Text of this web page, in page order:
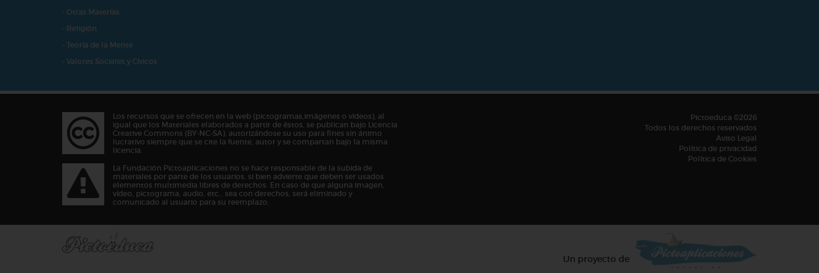
- Otras Materias
- Religión
- Teoría de la Mente
- Valores Sociales y Cívicos
Los recursos que se ofrecen en la web (pictogramas,imágenes o vídeos), al
igual que los Materiales elaborados a partir de éstos, se publican bajo Licencia
Creative Commons (BY-NC-SA), autorizándose su uso para fines sin ánimo
lucrativo siempre que se cite la fuente, autor y se compartan bajo la misma
licencia.
La Fundación Pictoaplicaciones no se hace responsable de la subida de
materiales por parte de los usuarios, si bien advierte que deben ser usados
elementos multimedia libres de derechos. En caso de que alguna imagen,
vídeo, pictograma, audio, etc… sea con derechos, será eliminado y
comunicado al usuario para su reemplazo.
Pictoeduca ©2026
Todos los derechos reservados
Aviso Legal
Política de privacidad
Política de Cookies
Un proyecto de